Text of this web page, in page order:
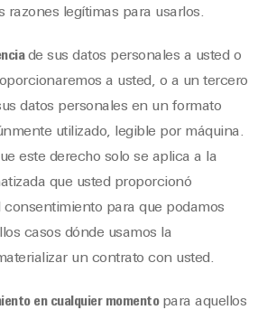
razones legítimas para usarlos.
de sus datos personales a usted o
a usted, o a un tercero
datos personales en un formato
utilizado, legible por máquina.
este derecho solo se aplica a la
que usted proporcionó
para que podamos
casos dónde usamos la
un contrato con usted.
en cualquier momento para aquellos